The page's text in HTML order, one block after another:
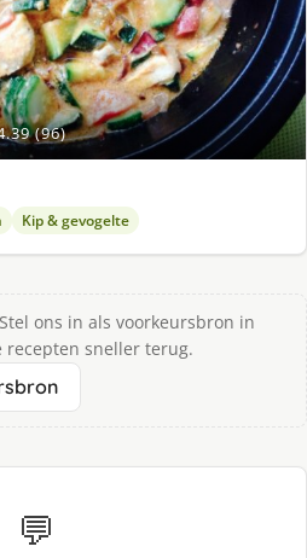
(96)
Kip & gevogelte
ons in als voorkeursbron in
sneller terug.
💬